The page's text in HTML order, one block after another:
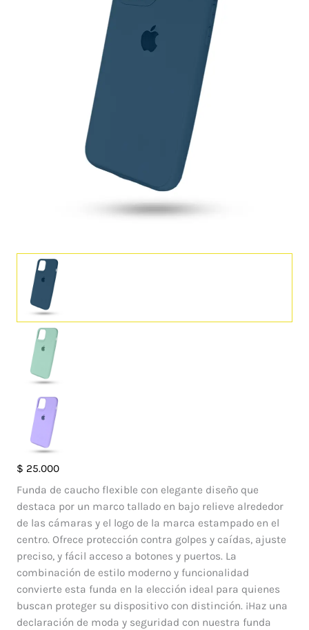
$ 25.000
Funda de caucho flexible con elegante diseño que
destaca por un marco tallado en bajo relieve alrededor
de las cámaras y el logo de la marca estampado en el
centro. Ofrece protección contra golpes y caídas, ajuste
preciso, y fácil acceso a botones y puertos. La
combinación de estilo moderno y funcionalidad
convierte esta funda en la elección ideal para quienes
buscan proteger su dispositivo con distinción. ¡Haz una
declaración de moda y seguridad con nuestra funda
Case
Rubber
Iphone
pro
cantidad